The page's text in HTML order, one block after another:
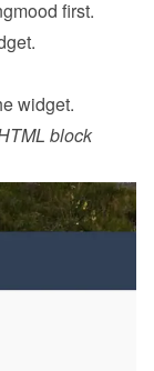
first.
.
widget.
block